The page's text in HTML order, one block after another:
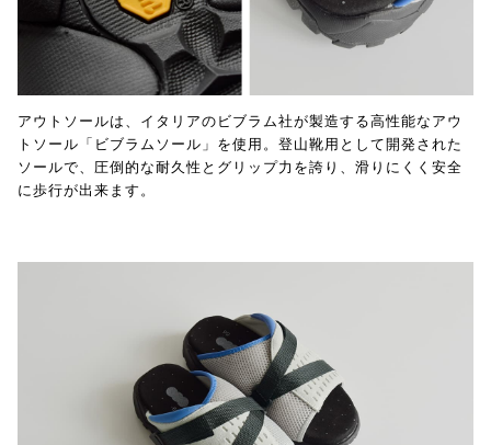
アウトソールは、イタリアのビブラム社が製造する高性能なアウ
トソール「ビブラムソール」を使用。登山靴用として開発された
ソールで、圧倒的な耐久性とグリップ力を誇り、滑りにくく安全
に歩行が出来ます。